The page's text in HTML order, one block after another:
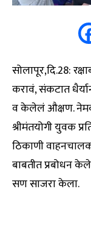
सोलापूर,दि.28:
करावं, संकटात
व केलेलं औक्षण.
श्रीमंतयोगी युवक
ठिकाणी
बाबतीत प्रबोधन
सण साजरा केला.